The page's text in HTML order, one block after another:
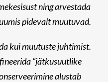
ning arvestada
pidevalt muutuvad.
kui muutuste juhtimist.
“jätkusuutlike
alustab